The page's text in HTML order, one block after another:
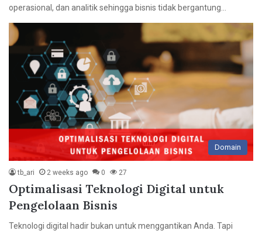
operasional, dan analitik sehingga bisnis tidak bergantung…
Domain
tb_ari 2 weeks ago 0 27
Optimalisasi Teknologi Digital untuk
Pengelolaan Bisnis
Teknologi digital hadir bukan untuk menggantikan Anda. Tapi